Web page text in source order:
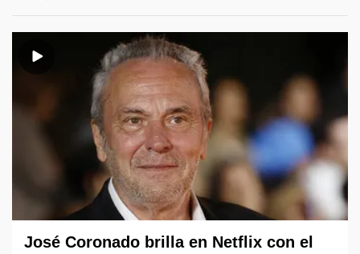
José Coronado brilla en Netflix con el